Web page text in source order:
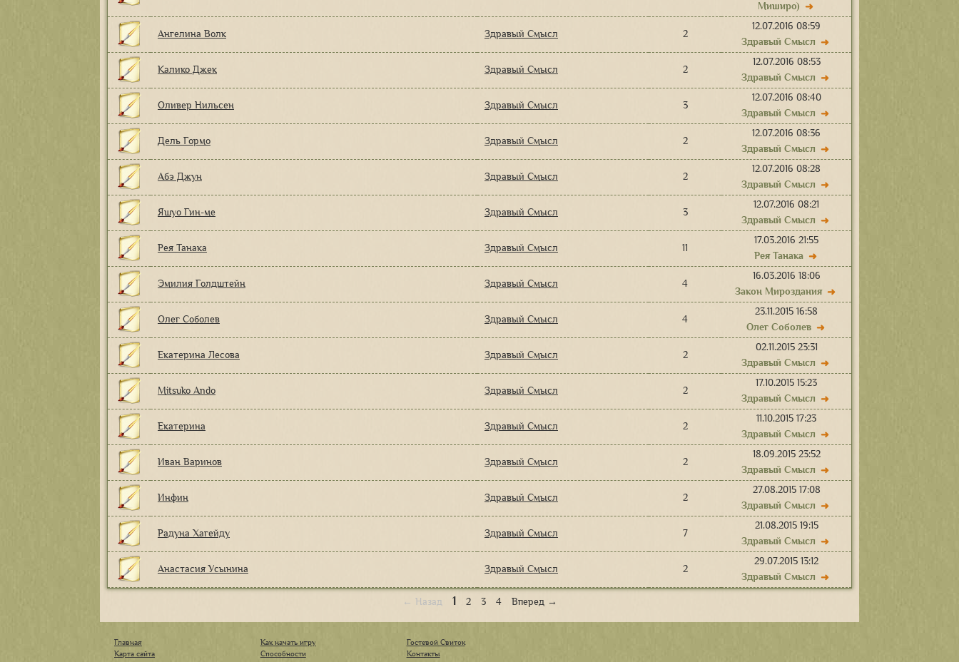
Миширо) ➜
Ангелина Волк Здравый Смысл 2
12.07.2016 08:59
Здравый Смысл ➜
Калико Джек Здравый Смысл 2
12.07.2016 08:53
Здравый Смысл ➜
Оливер Нильсен Здравый Смысл 3
12.07.2016 08:40
Здравый Смысл ➜
Дель Гормо Здравый Смысл 2
12.07.2016 08:36
Здравый Смысл ➜
Абэ Джун Здравый Смысл 2
12.07.2016 08:28
Здравый Смысл ➜
Яшуо Гин-ме Здравый Смысл 3
12.07.2016 08:21
Здравый Смысл ➜
Рея Танака Здравый Смысл 11
17.03.2016 21:55
Рея Танака ➜
Эмилия Голдштейн Здравый Смысл 4
16.03.2016 18:06
Закон Мироздания ➜
Олег Соболев Здравый Смысл 4
23.11.2015 16:58
Олег Соболев ➜
Екатерина Лесова Здравый Смысл 2
02.11.2015 23:31
Здравый Смысл ➜
Mitsuko Ando Здравый Смысл 2
17.10.2015 15:23
Здравый Смысл ➜
Екатерина Здравый Смысл 2
11.10.2015 17:23
Здравый Смысл ➜
Иван Варинов Здравый Смысл 2
18.09.2015 23:52
Здравый Смысл ➜
Инфин Здравый Смысл 2
27.08.2015 17:08
Здравый Смысл ➜
Радуна Хагейду Здравый Смысл 7
21.08.2015 19:15
Здравый Смысл ➜
Анастасия Усынина Здравый Смысл 2
29.07.2015 13:12
Здравый Смысл ➜
← Назад 1 2 3 4 Вперед →
Главная
Карта сайта
Как начать игру
Способности
Гостевой Свиток
Контакты